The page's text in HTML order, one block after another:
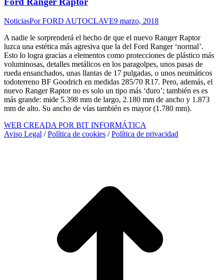
NoticiasPorFORD AUTOCLAVE9 marzo, 2018
A nadie le sorprenderá el hecho de que el nuevo Ranger Raptor
luzca una estética más agresiva que la del Ford Ranger ‘normal’.
Esto lo logra gracias a elementos como protecciones de plástico más
voluminosas, detalles metálicos en los paragolpes, unos pasas de
rueda ensanchados, unas llantas de 17 pulgadas, o unos neumáticos
todoterreno BF Goodrich en medidas 285/70 R17. Pero, además, el
nuevo Ranger Raptor no es solo un tipo más ‘duro’; también es es
más grande: mide 5.398 mm de largo, 2.180 mm de ancho y 1.873
mm de alto. Su ancho de vías también es mayor (1.780 mm).
WEB CREADA POR BIT INFORMÁTICA
Aviso Legal /Política de cookies /Política de privacidad